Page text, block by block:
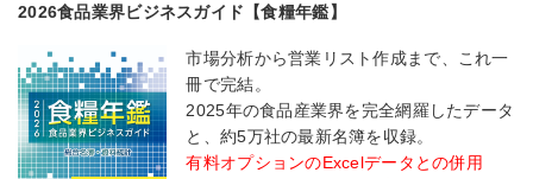
2026食品業界ビジネスガイド【食糧年鑑】
市場分析から営業リスト作成まで、これ一
冊で完結。
2025年の食品産業界を完全網羅したデータ
と、約5万社の最新名簿を収録。
有料オプションのExcelデータとの併用